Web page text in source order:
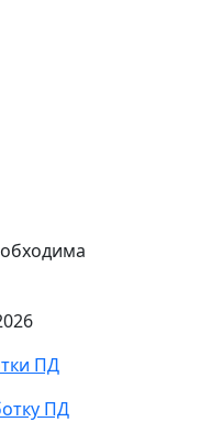
ПД
ПД